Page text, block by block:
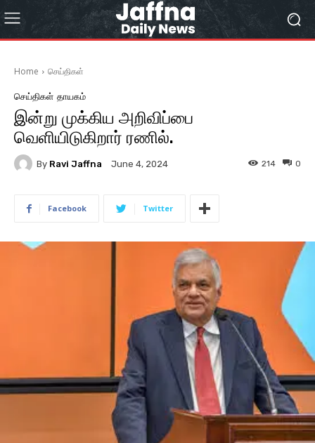
Home செய்திகள்
செய்திகள் தாயகம்
இன்று முக்கிய அறிவிப்பை
வெளியிடுகிறார் ரணில்.
By Ravi Jaffna June 4, 2024 0
214
Facebook Twitter